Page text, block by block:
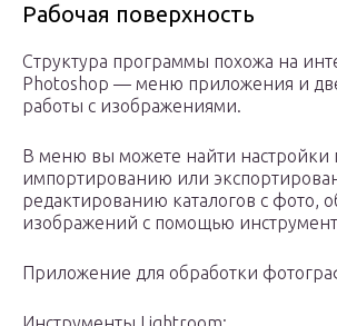
Рабочая поверхность
Структура программы похожа на
Photoshop — меню приложения и
работы с изображениями.
В меню вы можете найти настройки
импортированию или
редактированию каталогов с фото,
изображений с помощью
Приложение для обработки